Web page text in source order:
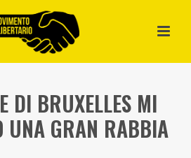
DI BRUXELLES MI
UNA GRAN RABBIA